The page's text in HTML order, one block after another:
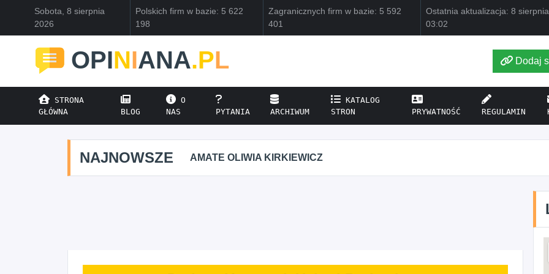
Sobota, 8 sierpnia
2026
Polskich firm w bazie: 5 622
198
Zagranicznych firm w bazie: 5 592
401
Ostatnia aktualizacja: 8
03:02
OPINIANA.PL Dodaj
STRONA
GŁÓWNA
BLOG
O
NAS
PYTANIA ARCHIWUM
KATALOG
STRON
PRYWATNOŚĆ REGULAMIN
NAJNOWSZE AMATE OLIWIA KIRKIEWICZ